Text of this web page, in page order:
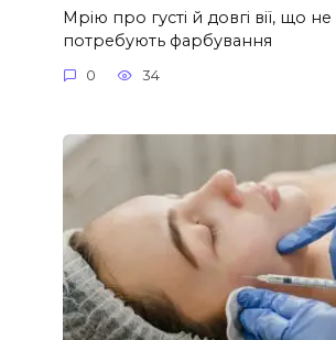
Мрію про густі й довгі вії, що не
потребують фарбування
0 34